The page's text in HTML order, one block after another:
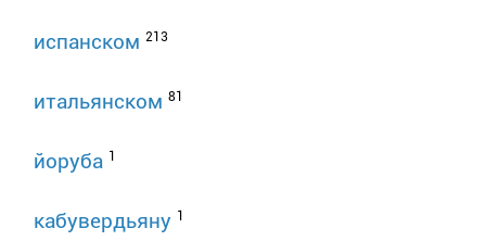
испанском 213
итальянском 81
йоруба 1
кабувердьяну 1